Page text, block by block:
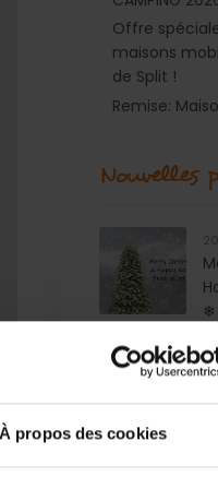
À propos des cookies
Offre
maisons
de Split !
Remise:
Nouvelles
❄